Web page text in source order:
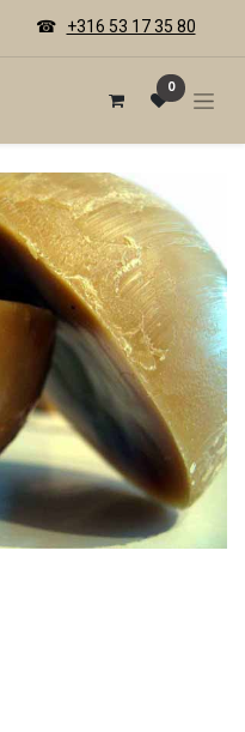
☎ +316 53 17 35 80
0